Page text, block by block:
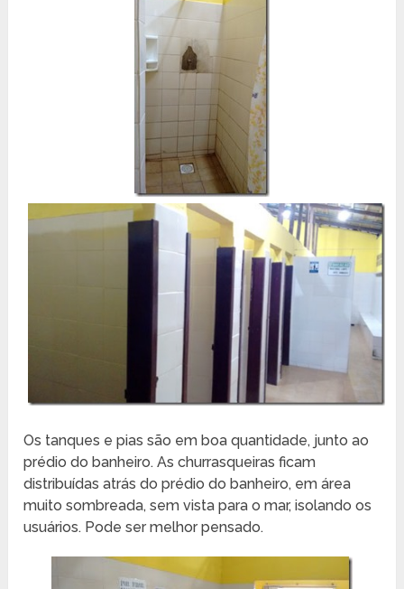
Os tanques e pias são em boa quantidade, junto ao
prédio do banheiro. As churrasqueiras ficam
distribuídas atrás do prédio do banheiro, em área
muito sombreada, sem vista para o mar, isolando os
usuários. Pode ser melhor pensado.